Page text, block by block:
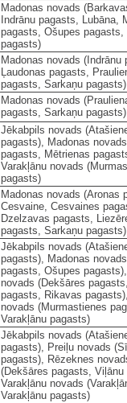
Madonas novads
Indrānu pagasts, Lubāna,
pagasts, Ošupes pagasts,
pagasts)
Madonas novads (Indrānu
Ļaudonas pagasts,
pagasts, Sarkaņu pagasts)
Madonas novads
pagasts, Sarkaņu pagasts)
Jēkabpils novads
pagasts), Madonas
pagasts, Mētrienas
Varakļānu novads
pagasts)
Madonas novads (Aronas
Cesvaine, Cesvaines
Dzelzavas pagasts,
pagasts, Sarkaņu pagasts)
Jēkabpils novads
pagasts), Madonas
pagasts, Ošupes
novads (Dekšāres
pagasts, Rikavas
novads (Murmastienes
Varakļānu pagasts)
Jēkabpils novads
pagasts), Preiļu novads
pagasts), Rēzeknes
(Dekšāres pagasts, Viļānu
Varakļānu novads
Varakļānu pagasts)